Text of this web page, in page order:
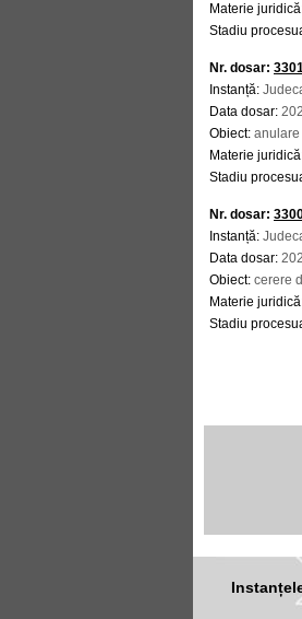
Materie
Stadiu
Nr. dosar:
Instanță:
Data dosar:
Obiect: anulare
Materie
Stadiu
Nr. dosar:
Instanță:
Data dosar:
Obiect: cerere
Materie
Stadiu